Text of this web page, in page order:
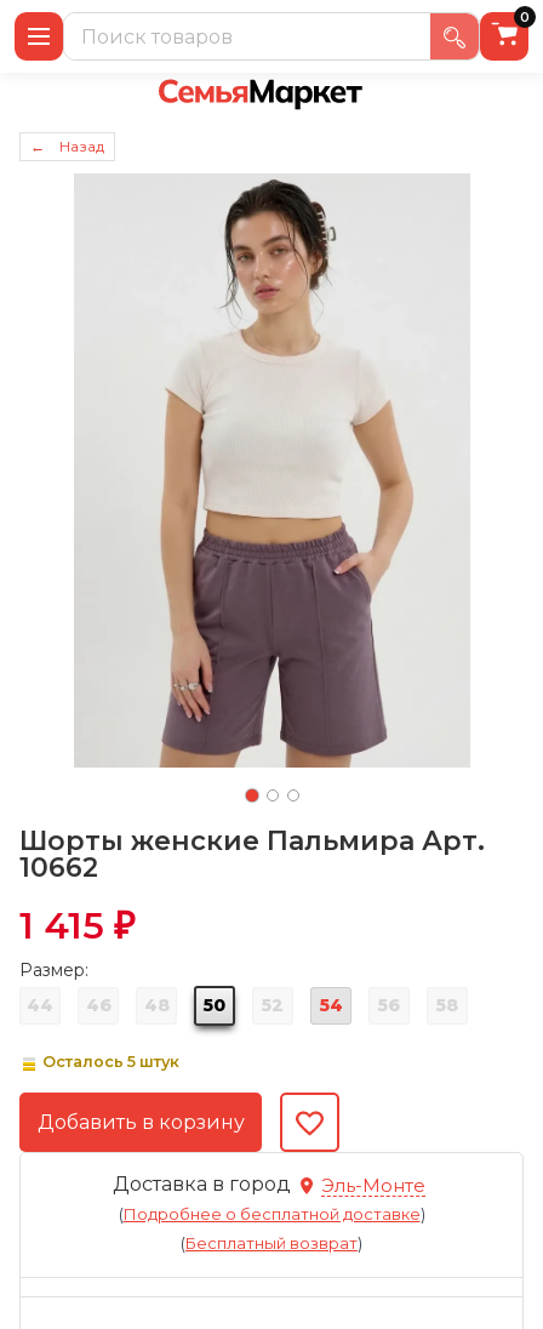
0
← Назад
Шорты женские Пальмира Арт.
10662
1 415 ₽
Размер:
44
46 48 50 52 54 56 58
Осталось 5 штук
Доставка в город Эль-Монте
(Подробнее о бесплатной доставке)
(Бесплатный возврат)